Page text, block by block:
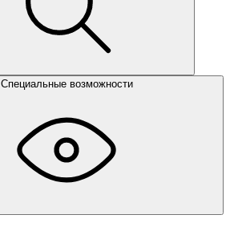
Специальные возможности